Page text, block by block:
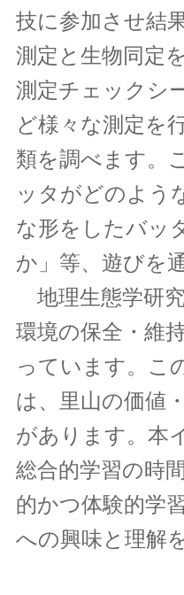
技に参加させ結
測定と生物同定
測定チェックシ
ど様々な測定を
類を調べます。
ッタがどのよう
な形をしたバッ
か」等、遊びを
地理生態学研
環境の保全・維
っています。こ
は、里山の価値
があります。本
総合的学習の時
的かつ体験的学
への興味と理解